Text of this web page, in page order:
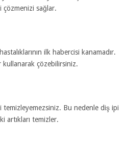
sağlar.
ilk habercisi kanamadır.
çözebilirsiniz.
temizleyemezsiniz. Bu nedenle diş ipi
artıkları temizler.